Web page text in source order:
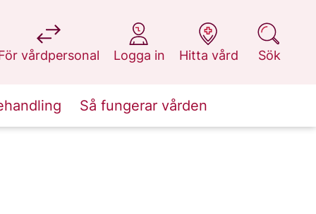
vårdpersonal
på 1177.se
Logga in
på 1177.se
Hitta vård
på 1177.se
Sök
på 1177.se
Så fungerar vården